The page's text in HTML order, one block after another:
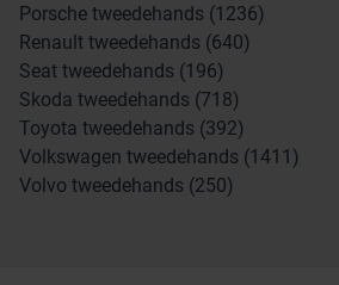
Porsche tweedehands (1236)
Renault tweedehands (640)
Seat tweedehands (196)
Skoda tweedehands (718)
Toyota tweedehands (392)
Volkswagen tweedehands (1411)
Volvo tweedehands (250)